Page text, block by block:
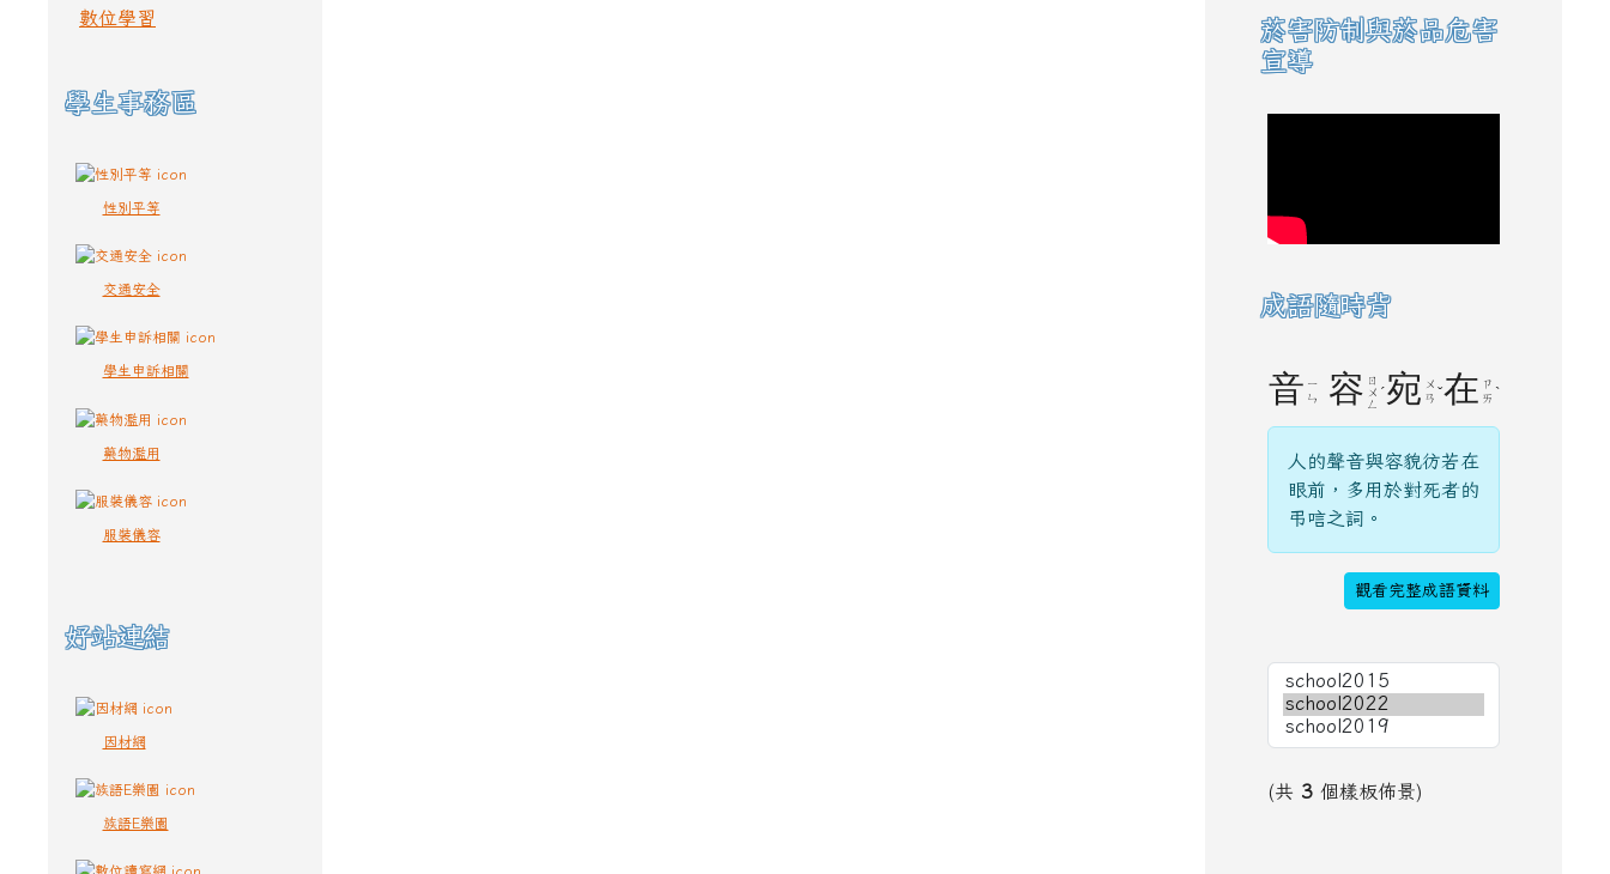
數位學習
學生事務區
性別平等
交通安全
學生申訴相關
藥物濫用
服裝儀容
好站連結
因材網
族語E樂園
菸害防制與菸品危害
宣導
成語隨時背
音 ㄧ
ㄣ
容 ㄖ
ㄨ
ㄥ
ˊ宛 ㄨ
ㄢ ˇ在 ㄗ
ㄞ ˋ
人的聲音與容貌彷若在
眼前，多用於對死者的
弔唁之詞。
觀看完整成語資料
(共 3 個樣板佈景)